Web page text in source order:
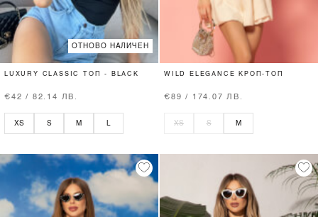
ОТНОВО НАЛИЧЕН
LUXURY CLASSIC ТОП - BLACK
€42 / 82.14 ЛВ.
XS S M
WILD ELEGANCE КРОП-ТОП
€89 / 174.07 ЛВ.
XS S M